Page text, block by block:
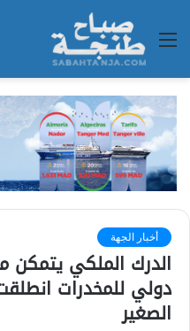
القائمة
أخبار الجهة
الدرك الملكي يتمكن
دولي للمخدرات
الصغير